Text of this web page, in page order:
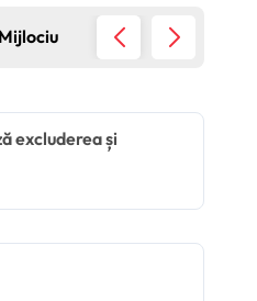
excluderea și